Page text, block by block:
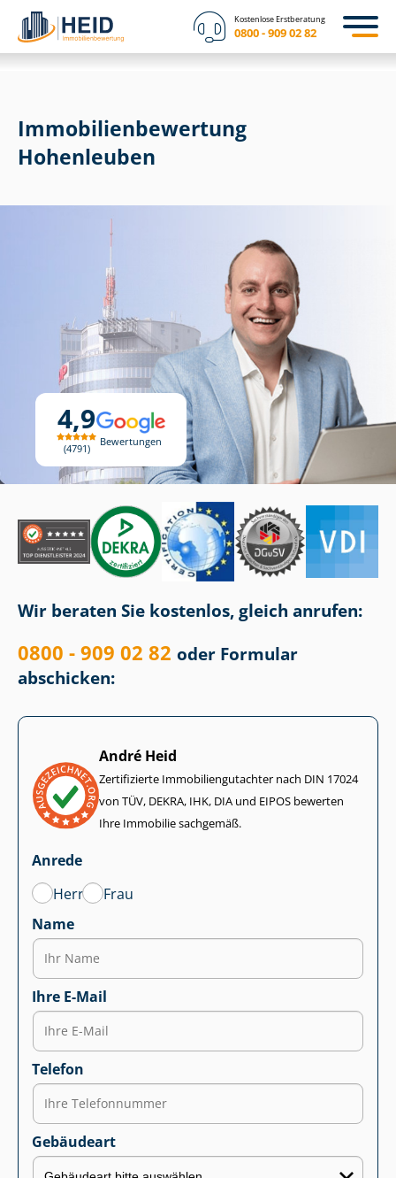
Kostenlose Erstberatung
0800 - 909 02 82
4,9
4791
Bewertungen
Immobilien­bewertung
Hohenleuben
Wir beraten Sie kostenlos, gleich anrufen:
0800 - 909 02 82 oder Formular
abschicken:
André Heid
Zertifizierte Im­mo­bi­li­en­gut­ach­ter nach DIN 17024
von TÜV, DEKRA, IHK, DIA und EIPOS bewerten
Ihre Immobilie sachgemäß.
Anrede
Herr
Frau
Name
Ihre E-Mail
Telefon
Gebäudeart